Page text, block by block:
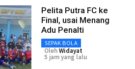
Pelita Putra FC ke
Final, usai Menang
Adu Penalti
SEPAK BOLA
OlehWidayat
5 jam yang lalu